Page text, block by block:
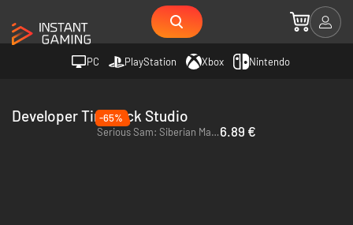
PC PlayStation Xbox Nintendo
Developer Timelock Studio
-65%
Serious Sam: Siberian Mayhem - PC (Steam)6.89 €